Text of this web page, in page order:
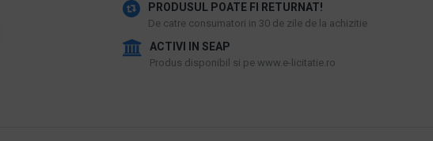
PRODUSUL POATE FI RETURNAT!
De catre consumatori in 30 de zile de la achizitie
ACTIVI IN SEAP
Produs disponibil si pe www.e-licitatie.ro